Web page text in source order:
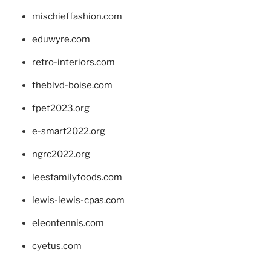
mischieffashion.com
eduwyre.com
retro-interiors.com
theblvd-boise.com
fpet2023.org
e-smart2022.org
ngrc2022.org
leesfamilyfoods.com
lewis-lewis-cpas.com
eleontennis.com
cyetus.com